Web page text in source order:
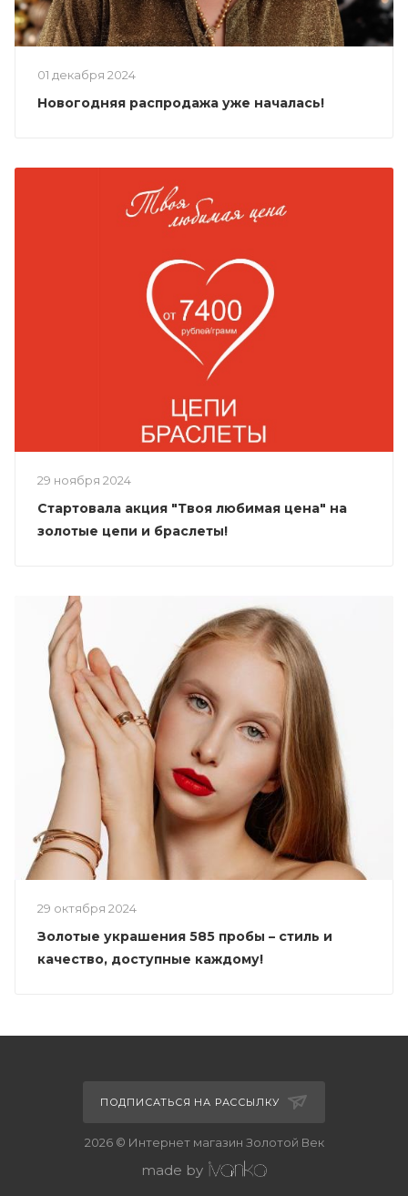
01 декабря 2024
Новогодняя распродажа уже началась!
29 ноября 2024
Стартовала акция "Твоя любимая цена" на
золотые цепи и браслеты!
29 октября 2024
Золотые украшения 585 пробы – стиль и
качество, доступные каждому!
ПОДПИСАТЬСЯ НА РАССЫЛКУ
2026 © Интернет магазин Золотой Век
made by